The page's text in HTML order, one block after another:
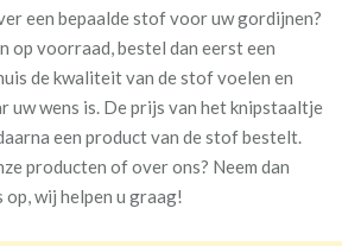
een bepaalde stof voor uw gordijnen?
op voorraad, bestel dan eerst een
de kwaliteit van de stof voelen en
uw wens is. De prijs van het knipstaaltje
een product van de stof bestelt.
producten of over ons? Neem dan
wij helpen u graag!